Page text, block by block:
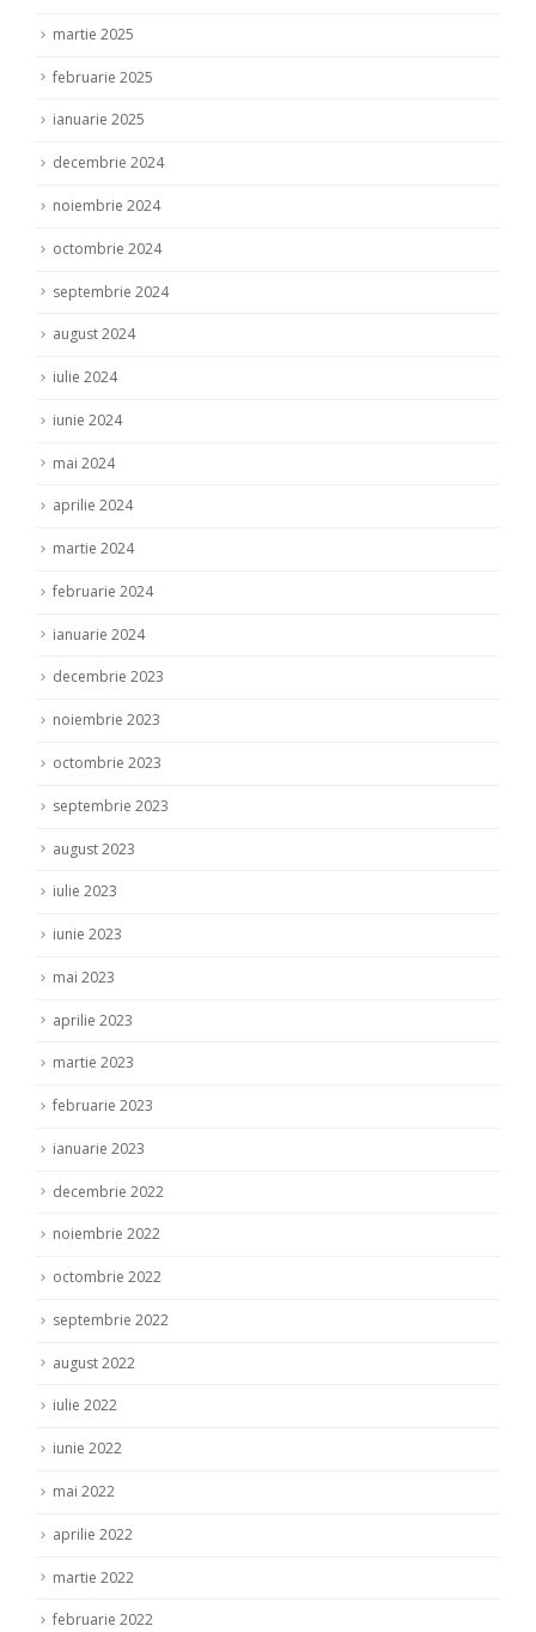
martie 2025
februarie 2025
ianuarie 2025
decembrie 2024
noiembrie 2024
octombrie 2024
septembrie 2024
august 2024
iulie 2024
iunie 2024
mai 2024
aprilie 2024
martie 2024
februarie 2024
ianuarie 2024
decembrie 2023
noiembrie 2023
octombrie 2023
septembrie 2023
august 2023
iulie 2023
iunie 2023
mai 2023
aprilie 2023
martie 2023
februarie 2023
ianuarie 2023
decembrie 2022
noiembrie 2022
octombrie 2022
septembrie 2022
august 2022
iulie 2022
iunie 2022
mai 2022
aprilie 2022
martie 2022
februarie 2022